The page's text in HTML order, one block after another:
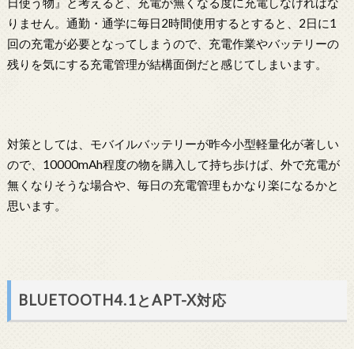
りません。通勤・通学に毎日2時間使用するとすると、2日に1
回の充電が必要となってしまうので、充電作業やバッテリーの
残りを気にする充電管理が結構面倒だと感じてしまいます。
対策としては、モバイルバッテリーが昨今小型軽量化が著しい
ので、10000mAh程度の物を購入して持ち歩けば、外で充電が
無くなりそうな場合や、毎日の充電管理もかなり楽になるかと
思います。
BLUETOOTH4.1とAPT-X対応